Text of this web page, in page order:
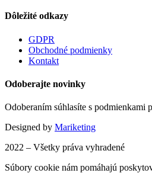
Dôležité odkazy
GDPR
Obchodné podmienky
Kontakt
Odoberajte novinky
Odoberaním súhlasíte s podmienkami
Designed by Mariketing
2022 – Všetky práva vyhradené
Súbory cookie nám pomáhajú